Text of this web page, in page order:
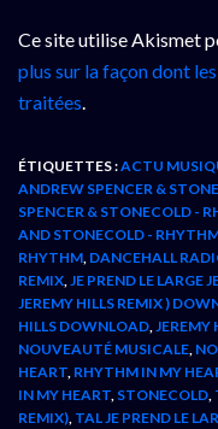
Ce site utilise Akismet
plus sur la façon dont
traitées.
ÉTIQUETTES :ACTU
ANDREW SPENCER &
SPENCER & STONECOLD -
AND STONECOLD -
RHYTHM DANCEHALL
REMIX JE PREND LE LARGE
JEREMY HILLS REMIX )
HILLS DOWNLOAD JEREMY
NOUVEAUTÉ MUSICALE
HEART RHYTHM IN MY
IN MY HEART STONECOLD
REMIX) TAL JE PREND LE